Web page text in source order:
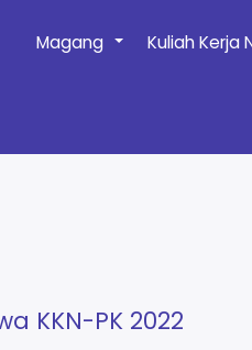
+
Magang Kuliah Kerja
KKN-PK 2022